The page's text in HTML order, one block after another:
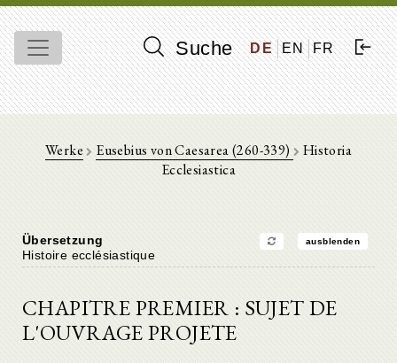
Suche DE EN FR
Werke Eusebius von Caesarea (260-339)
Historia
Ecclesiastica
Übersetzung ausblenden
Histoire ecclésiastique
CHAPITRE PREMIER : SUJET DE
L'OUVRAGE PROJETE